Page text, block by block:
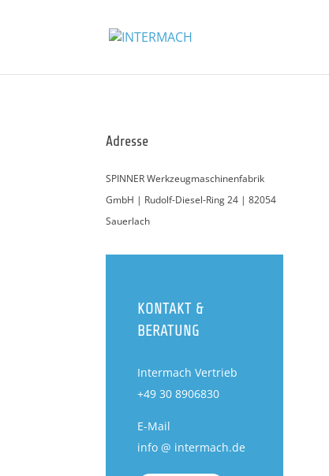
Adresse
SPINNER Werkzeugmaschinenfabrik
GmbH | Rudolf-Diesel-Ring 24 | 82054
Sauerlach
KONTAKT &
BERATUNG
Intermach Vertrieb
+49 30 8906830
E-Mail
info @ intermach.de